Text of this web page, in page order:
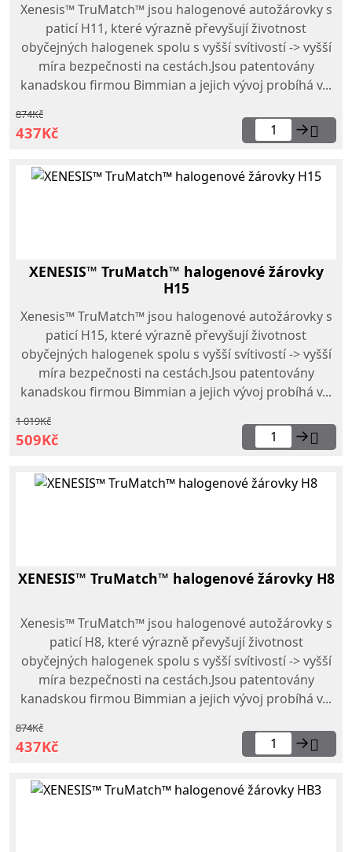
Xenesis™ TruMatch™ jsou halogenové autožárovky s
paticí H11, které výrazně převyšují životnost
obyčejných halogenek spolu s vyšší svítivostí -> vyšší
míra bezpečnosti na cestách.Jsou patentovány
kanadskou firmou Bimmian a jejich vývoj probíhá v...
874Kč
437Kč →
XENESIS™ TruMatch™ halogenové žárovky
H15
Xenesis™ TruMatch™ jsou halogenové autožárovky s
paticí H15, které výrazně převyšují životnost
obyčejných halogenek spolu s vyšší svítivostí -> vyšší
míra bezpečnosti na cestách.Jsou patentovány
kanadskou firmou Bimmian a jejich vývoj probíhá v...
1 019Kč
509Kč →
XENESIS™ TruMatch™ halogenové žárovky H8
Xenesis™ TruMatch™ jsou halogenové autožárovky s
paticí H8, které výrazně převyšují životnost
obyčejných halogenek spolu s vyšší svítivostí -> vyšší
míra bezpečnosti na cestách.Jsou patentovány
kanadskou firmou Bimmian a jejich vývoj probíhá v...
874Kč
437Kč →